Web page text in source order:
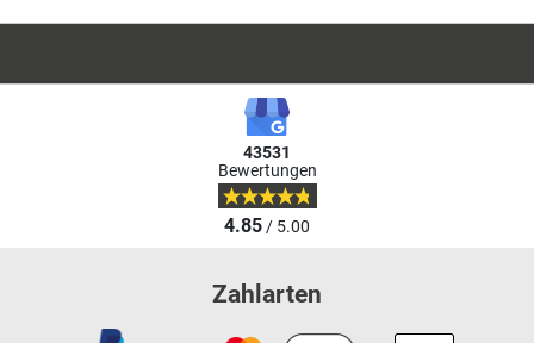
43531
Bewertungen
4.85/ 5.00
Zahlarten